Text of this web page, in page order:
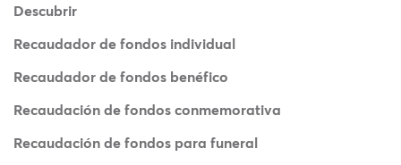
Descubrir
Recaudador de fondos individual
Recaudador de fondos benéfico
Recaudación de fondos conmemorativa
Recaudación de fondos para funeral